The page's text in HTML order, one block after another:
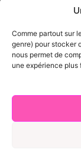
Comme partout sur
genre) pour stocker
nous permet de
une expérience plus